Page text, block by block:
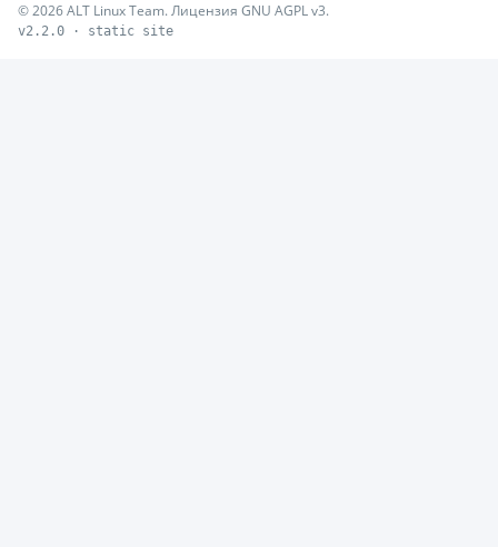
© 2026 ALT Linux Team. Лицензия GNU AGPL v3.
v2.2.0 · static site